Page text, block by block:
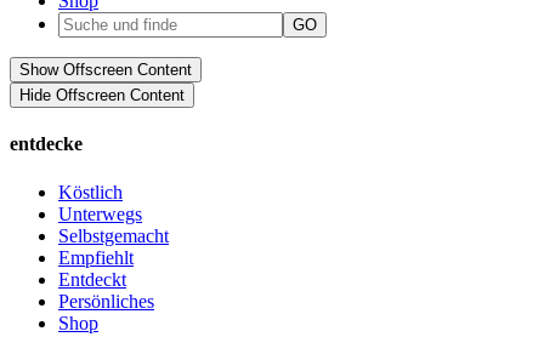
Show Offscreen Content
Hide Offscreen Content
entdecke
Köstlich
Unterwegs
Selbstgemacht
Empfiehlt
Entdeckt
Persönliches
Shop